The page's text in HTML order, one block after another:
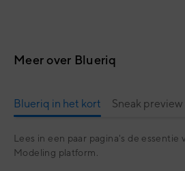
Meer over Blueriq
Blueriq in het kort Sneak
Lees in een paar pagina's de essentie
Modeling platform.